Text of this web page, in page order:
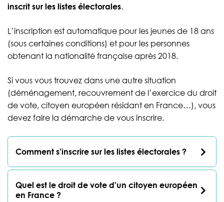
inscrit sur les listes électorales.
L’inscription est automatique pour les jeunes de 18 ans
(sous certaines conditions) et pour les personnes
obtenant la nationalité française après 2018.
Si vous vous trouvez dans une autre situation
(déménagement, recouvrement de l’exercice du droit
de vote, citoyen européen résidant en France…), vous
devez faire la démarche de vous inscrire.
Comment s'inscrire sur les listes électorales ?
Quel est le droit de vote d'un citoyen européen
en France ?